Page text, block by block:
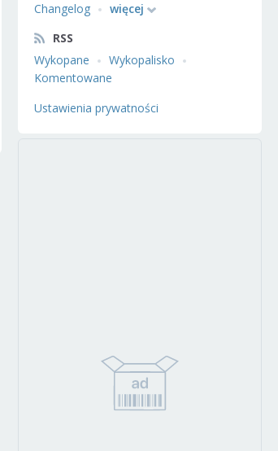
Changelog
więcej
RSS
Wykopane
Wykopalisko
Komentowane
Ustawienia prywatności